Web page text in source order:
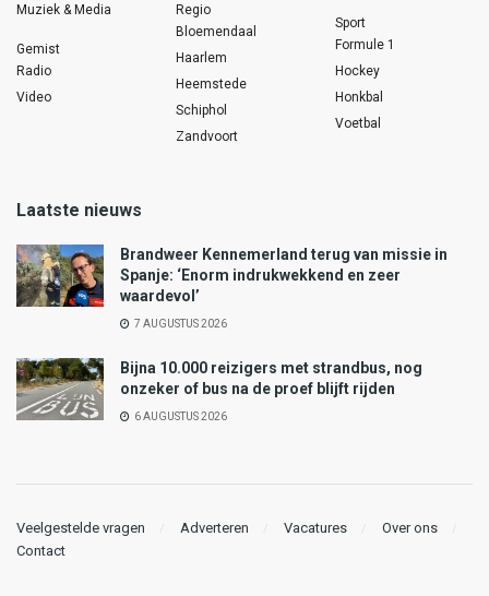
Muziek & Media
Gemist
Radio
Video
Regio
Bloemendaal
Haarlem
Heemstede
Schiphol
Zandvoort
Sport
Formule 1
Hockey
Honkbal
Voetbal
Laatste nieuws
Brandweer Kennemerland terug van missie in
Spanje: ‘Enorm indrukwekkend en zeer
waardevol’
7 AUGUSTUS 2026
Bijna 10.000 reizigers met strandbus, nog
onzeker of bus na de proef blijft rijden
6 AUGUSTUS 2026
Veelgestelde vragen Adverteren Vacatures
Over ons
Contact